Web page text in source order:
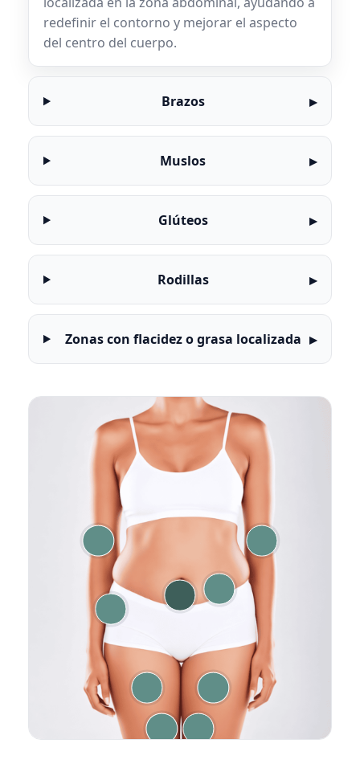
redefinir el contorno y mejorar el aspecto
del centro del cuerpo.
Brazos
Muslos
Glúteos
Rodillas
Zonas con flacidez o grasa localizada